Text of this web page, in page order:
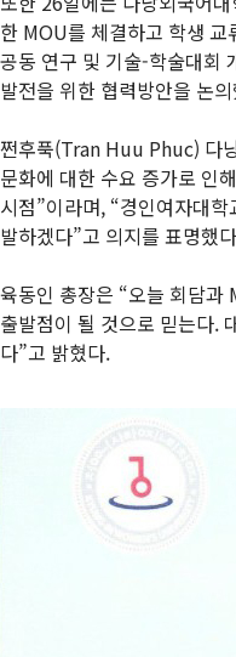
한 MOU를 체결하고 학생
공동 연구 및 기술-학술대회
발전을 위한 협력방안을 논
쩐후푹(Tran Huu Phuc) 다
문화에 대한 수요 증가로 인
시점”이라며, “경인여자대
발하겠다”고 의지를 표명했
육동인 총장은 “오늘 회담과
출발점이 될 것으로 믿는다.
다”고 밝혔다.